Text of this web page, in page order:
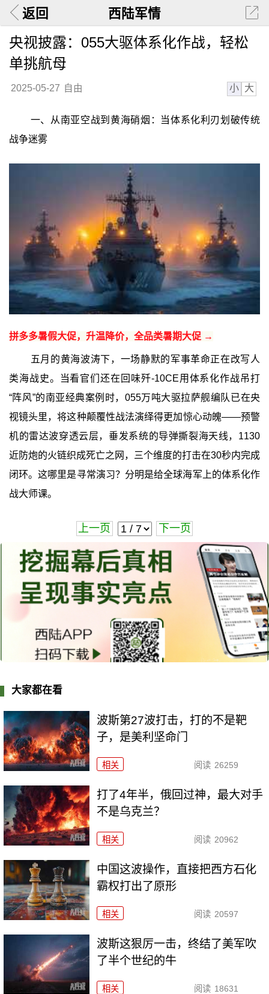
返回 西陆军情
央视披露：055大驱体系化作战，轻松
单挑航母
2025-05-27 自由 小 大
一、从南亚空战到黄海硝烟：当体系化利刃划破传统
战争迷雾
拼多多暑假大促，升温降价，全品类暑期大促 →
五月的黄海波涛下，一场静默的军事革命正在改写人
类海战史。当看官们还在回味歼-10CE用体系化作战吊打
“阵风”的南亚经典案例时，055万吨大驱拉萨舰编队已在央
视镜头里，将这种颠覆性战法演绎得更加惊心动魄——预警
机的雷达波穿透云层，垂发系统的导弹撕裂海天线，1130
近防炮的火链织成死亡之网，三个维度的打击在30秒内完成
闭环。这哪里是寻常演习？分明是给全球海军上的体系化作
战大师课。
上一页 下一页
大家都在看
波斯第27波打击，打的不是靶
子，是美利坚命门
相关 阅读 26259
打了4年半，俄回过神，最大对手
不是乌克兰？
相关 阅读 20962
中国这波操作，直接把西方石化
霸权打出了原形
相关 阅读 20597
波斯这狠厉一击，终结了美军吹
了半个世纪的牛
相关 阅读 18631